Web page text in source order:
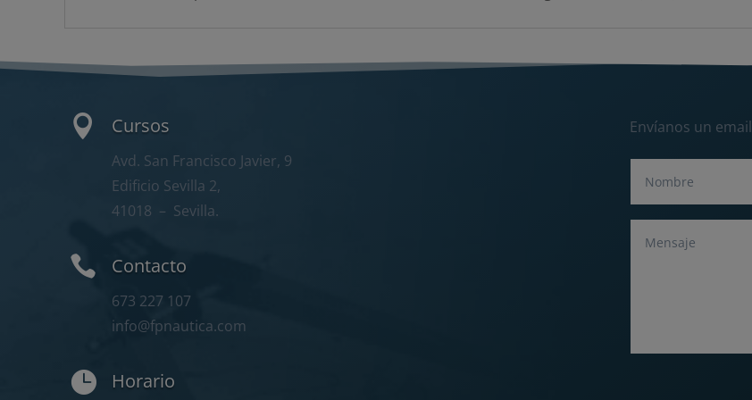
 Cursos
Avd. San Francisco Javier, 9
Edificio Sevilla 2,
41018 – Sevilla.
 Contacto
673 227 107
info@fpnautica.com
 Horario
Envíanos un email